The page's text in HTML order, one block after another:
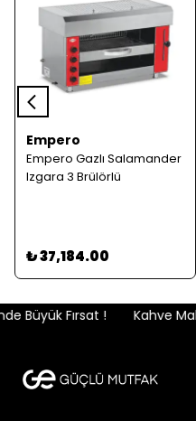
Empero
Empero Gazlı Salamander
Izgara 3 Brülörlü
₺ 37,184.00
Büyük Fırsat ! Kahve